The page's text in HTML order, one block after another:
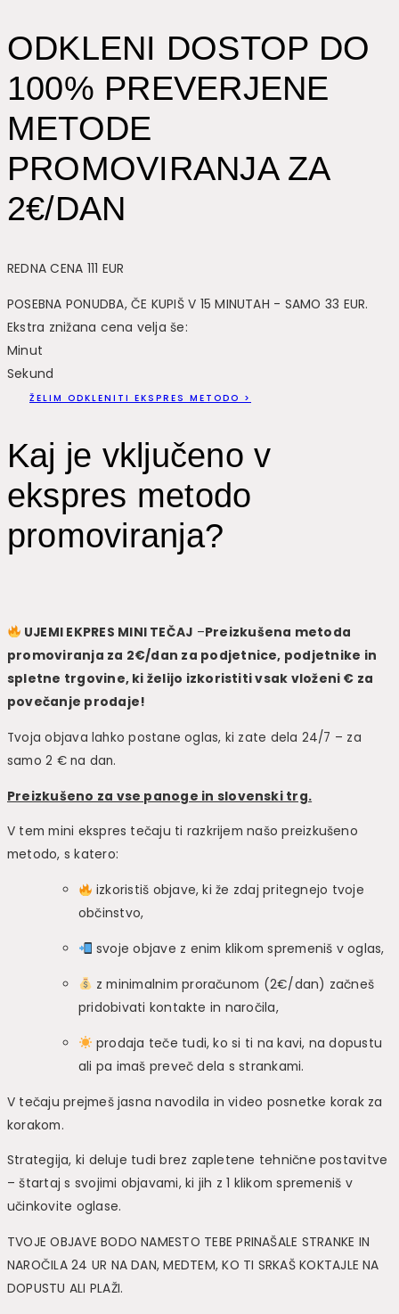
ODKLENI DOSTOP DO
100% PREVERJENE
METODE
PROMOVIRANJA ZA
2€/DAN
REDNA CENA 111 EUR
POSEBNA PONUDBA, ČE KUPIŠ V 15 MINUTAH - SAMO 33 EUR.
Ekstra znižana cena velja še:
Minut
Sekund
ŽELIM ODKLENITI EKSPRES METODO >
Kaj je vključeno v
ekspres metodo
promoviranja?
UJEMI EKPRES MINI TEČAJ –Preizkušena metoda
promoviranja za 2€/dan za podjetnice, podjetnike in
spletne trgovine, ki želijo izkoristiti vsak vloženi € za
povečanje prodaje!
Tvoja objava lahko postane oglas, ki zate dela 24/7 – za
samo 2 € na dan.
Preizkušeno za vse panoge in slovenski trg.
V tem mini ekspres tečaju ti razkrijem našo preizkušeno
metodo, s katero:
izkoristiš objave, ki že zdaj pritegnejo tvoje
občinstvo,
svoje objave z enim klikom spremeniš v oglas,
z minimalnim proračunom (2€/dan) začneš
pridobivati kontakte in naročila,
prodaja teče tudi, ko si ti na kavi, na dopustu
ali pa imaš preveč dela s strankami.
V tečaju prejmeš jasna navodila in video posnetke korak za
korakom.
Strategija, ki deluje tudi brez zapletene tehnične postavitve
– štartaj s svojimi objavami, ki jih z 1 klikom spremeniš v
učinkovite oglase.
TVOJE OBJAVE BODO NAMESTO TEBE PRINAŠALE STRANKE IN
NAROČILA 24 UR NA DAN, MEDTEM, KO TI SRKAŠ KOKTAJLE NA
DOPUSTU ALI PLAŽI.